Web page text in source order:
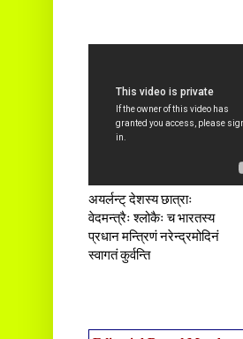
अयर्लन्ट् देशस्य छात्राः
वेदमन्त्रैः श्लोकैः च भारतस्य
प्रधान मन्त्रिणं नरेन्द्रमोदिनं
स्वागतं कुर्वन्ति